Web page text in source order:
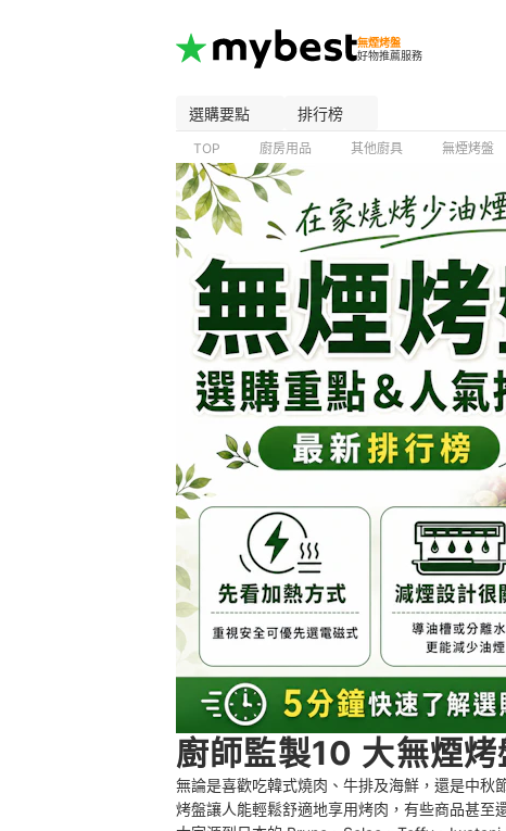
無煙烤盤
好物推薦服務
選購要點 排行榜
TOP 廚房用品 其他廚具 無煙烤盤
廚師監製10 大無煙烤
無論是喜歡吃韓式燒肉、牛排及海鮮，還是中秋
烤盤讓人能輕鬆舒適地享用烤肉，有些商品甚至